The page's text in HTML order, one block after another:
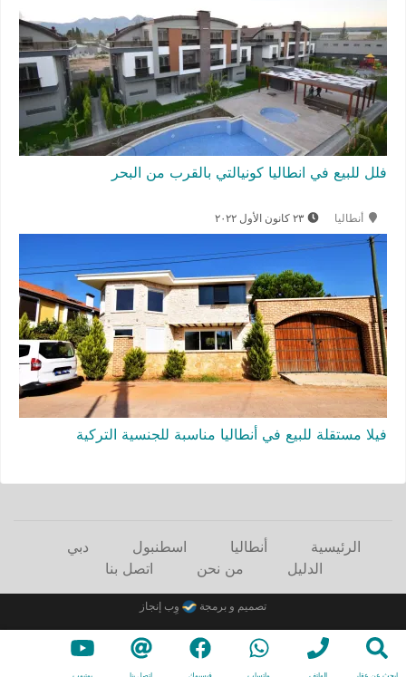
فلل للبيع في انطاليا كونيالتي بالقرب من البحر
أنطاليا
فيلا مستقلة للبيع في أنطاليا مناسبة للجنسية التركية
الرئيسية أنطاليا اسطنبول
دبي
الدليل
من نحن اتصل بنا
إبحث عن عقار الهاتف واتساب فيسبوك اتصل بنا يوتيوب
تصميم و برمجة وِب إنجاز